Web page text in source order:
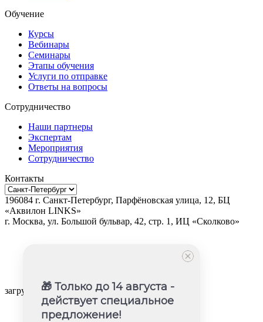
Обучение
Курсы
Вебинары
Семинары
Этапы обучения
Услуги по отправке
Ответы на вопросы
Сотрудничество
Наши партнеры
Экспертам
Мероприятия
Сотрудничество
Контакты
196084 г. Санкт-Петербург, Парфёновская улица, 12, БЦ
«Аквилон LINKS»
г. Москва, ул. Большой бульвар, 42, стр. 1, ИЦ «Сколково»
загрузка карты...🎁 Только до 14 августа -
действует специальное
предложение!